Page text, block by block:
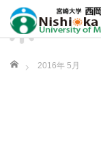
ホーム 2016年 5月